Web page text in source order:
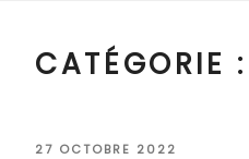
CATÉGORIE :
PUBLIÉ
27 OCTOBRE 2022